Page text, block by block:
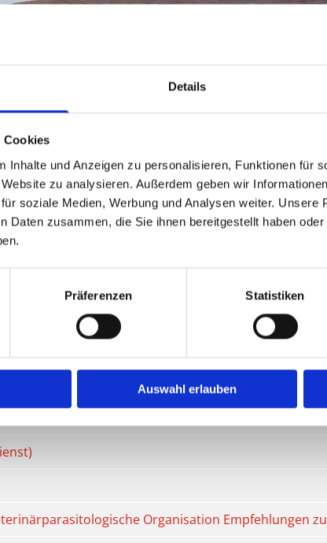
Details
Cookies
Inhalte und Anzeigen zu personalisieren, Funktionen für
zu analysieren. Außerdem geben wir
soziale Medien, Werbung und Analysen weiter. Unsere
Daten zusammen, die Sie ihnen bereitgestellt haben
Präferenzen Statistiken
Auswahl erlauben
oder gestohlener Hunde)
Organisation Empfehlungen